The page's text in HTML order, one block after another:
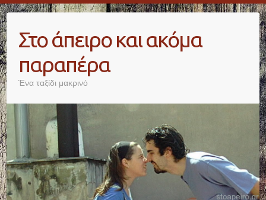
Skip
to
contentΣτο άπειρο και ακόμα
παραπέρα
Ένα ταξίδι μακρινό